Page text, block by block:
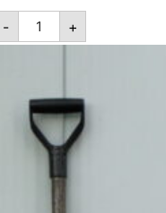
-
ilość
Rubus
fruticosus
+